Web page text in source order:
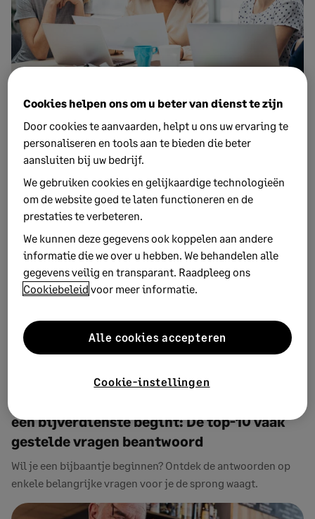
APRIL 29, 2024 16 MIN LEESTIJD
Tien financieringstips om je bedrijf te
laten groeien
Wil je je bedrijf doen groeien? We delen een aantal tips
zodat je de financiering krijgt die je nodig hebt.
12 MIN LEESTIJD
een bijverdienste begint: De top-10 vaak
gestelde vragen beantwoord
Wil je een bijbaantje beginnen? Ontdek de antwoorden op
enkele belangrijke vragen voor je de sprong waagt.
Cookies helpen ons om u beter van dienst te zijn
Door cookies te aanvaarden, helpt u ons uw ervaring te
personaliseren en tools aan te bieden die beter
aansluiten bij uw bedrijf.
We gebruiken cookies en gelijkaardige technologieën
om de website goed te laten functioneren en de
prestaties te verbeteren.
We kunnen deze gegevens ook koppelen aan andere
informatie die we over u hebben. We behandelen alle
gegevens veilig en transparant. Raadpleeg ons
Cookiebeleid voor meer informatie.
Cookie-instellingen
Alle cookies accepteren